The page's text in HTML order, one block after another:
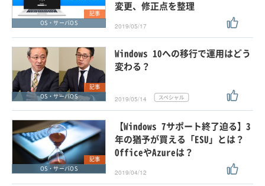
記事
OS・サーバOS
変更、修正点を整理
2019/05/17
記事
OS・サーバOS
Windows 10への移行で運用はどう
変わる？
2019/05/14
記事
OS・サーバOS
【Windows 7サポート終了迫る】3
年の猶予が買える「ESU」とは？
OfficeやAzureは？
2019/04/12